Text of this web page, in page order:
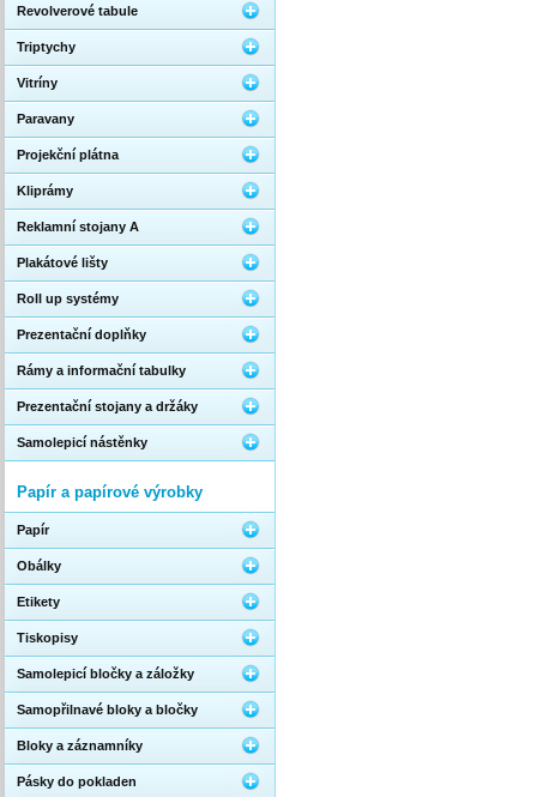
Revolverové tabule
Triptychy
Vitríny
Paravany
Projekční plátna
Kliprámy
Reklamní stojany A
Plakátové lišty
Roll up systémy
Prezentační doplňky
Rámy a informační tabulky
Prezentační stojany a držáky
Samolepicí nástěnky
Papír a papírové výrobky
Papír
Obálky
Etikety
Tiskopisy
Samolepicí bločky a záložky
Samopřilnavé bloky a bločky
Bloky a záznamníky
Pásky do pokladen